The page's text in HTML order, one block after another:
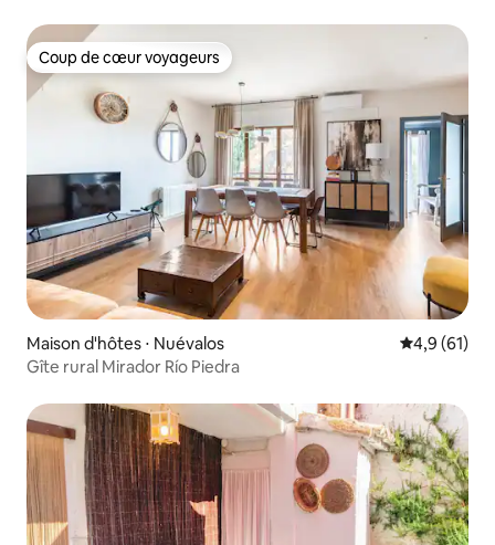
Coup de cœur voyageurs
Coup de cœur voyageurs
Maison d'hôtes ⋅ Nuévalos Évaluation
4,9 (61)
Gîte rural Mirador Río Piedra